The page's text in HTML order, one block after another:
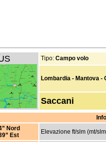
Tipo: Campo volo
Lombardia - Mantova -
Saccani
Nord
Est
Elevazione ft/slm (mt/